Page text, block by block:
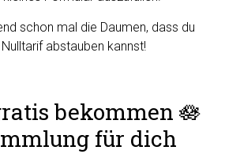
schon mal die Daumen, dass du
abstauben kannst!
bekommen 🪷
für dich